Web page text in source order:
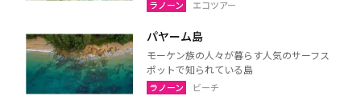
ラノーン エコツアー
パヤーム島
モーケン族の人々が暮らす人気のサーフス
ポットで知られている島
ラノーン ビーチ